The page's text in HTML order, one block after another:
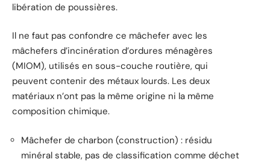
libération de poussières.
Il ne faut pas confondre ce mâchefer avec les
mâchefers d’incinération d’ordures ménagères
(MIOM), utilisés en sous-couche routière, qui
peuvent contenir des métaux lourds. Les deux
matériaux n’ont pas la même origine ni la même
composition chimique.
Mâchefer de charbon (construction) : résidu
minéral stable, pas de classification comme déchet